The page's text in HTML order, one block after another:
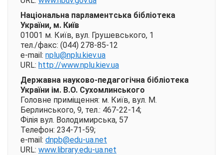
Національна парламентська бібліотека
України, м. Київ
01001 м. Київ, вул. Грушевського, 1
тел./факс: (044) 278-85-12
e-mail: nplu@nplu.kiev.ua
URL: http://www.nplu.kiev.ua
Державна науково-педагогічна бібліотека
України ім. В.О. Сухомлинського
Головне приміщення: м. Київ, вул. М.
Берлинського, 9, тел.: 467-22-14;
Філія вул. Володимирська, 57
Телефон: 234-71-59;
e-mail: dnpb@edu-ua.net
URL: www.library.edu-ua.net